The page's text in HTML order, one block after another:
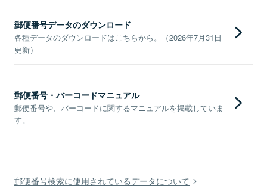
郵便番号データのダウンロード
各種データのダウンロードはこちらから。（2026年7月31日
更新）
郵便番号・バーコードマニュアル
郵便番号や、バーコードに関するマニュアルを掲載していま
す。
郵便番号検索に使用されているデータについて